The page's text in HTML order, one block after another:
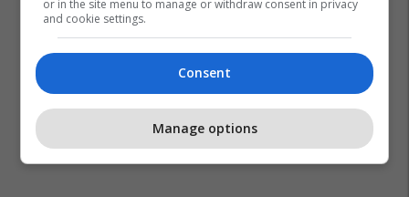
Nëna Djali
or in the site menu to manage or withdraw consent in privacy
and cookie settings.
Consent
Manage options